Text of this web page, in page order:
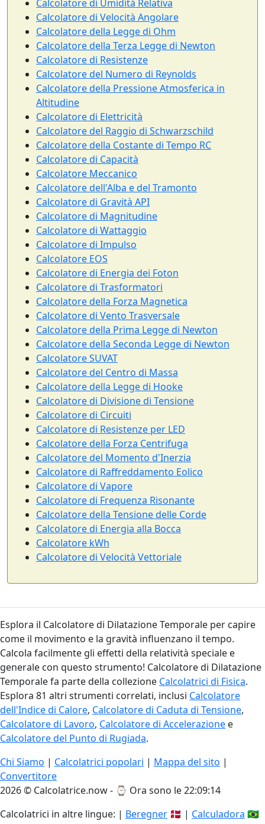
Calcolatore di Umidità Relativa
Calcolatore di Velocità Angolare
Calcolatore della Legge di Ohm
Calcolatore della Terza Legge di Newton
Calcolatore di Resistenze
Calcolatore del Numero di Reynolds
Calcolatore della Pressione Atmosferica in
Altitudine
Calcolatore di Elettricità
Calcolatore del Raggio di Schwarzschild
Calcolatore della Costante di Tempo RC
Calcolatore di Capacità
Calcolatore Meccanico
Calcolatore dell'Alba e del Tramonto
Calcolatore di Gravità API
Calcolatore di Magnitudine
Calcolatore di Wattaggio
Calcolatore di Impulso
Calcolatore EOS
Calcolatore di Energia dei Foton
Calcolatore di Trasformatori
Calcolatore della Forza Magnetica
Calcolatore di Vento Trasversale
Calcolatore della Prima Legge di Newton
Calcolatore della Seconda Legge di Newton
Calcolatore SUVAT
Calcolatore del Centro di Massa
Calcolatore della Legge di Hooke
Calcolatore di Divisione di Tensione
Calcolatore di Circuiti
Calcolatore di Resistenze per LED
Calcolatore della Forza Centrifuga
Calcolatore del Momento d'Inerzia
Calcolatore di Raffreddamento Eolico
Calcolatore di Vapore
Calcolatore di Frequenza Risonante
Calcolatore della Tensione delle Corde
Calcolatore di Energia alla Bocca
Calcolatore kWh
Calcolatore di Velocità Vettoriale
Esplora il Calcolatore di Dilatazione Temporale per capire
come il movimento e la gravità influenzano il tempo.
Calcola facilmente gli effetti della relatività speciale e
generale con questo strumento! Calcolatore di Dilatazione
Temporale fa parte della collezione Calcolatrici di Fisica.
Esplora 81 altri strumenti correlati, inclusi Calcolatore
dell'Indice di Calore, Calcolatore di Caduta di Tensione,
Calcolatore di Lavoro, Calcolatore di Accelerazione e
Calcolatore del Punto di Rugiada.
Chi Siamo | Calcolatrici popolari | Mappa del sito |
Convertitore
2026 © Calcolatrice.now - ⌚ Ora sono le 22:09:15
Calcolatrici in altre lingue: | Beregner 🇩🇰 | Calculadora 🇧🇷